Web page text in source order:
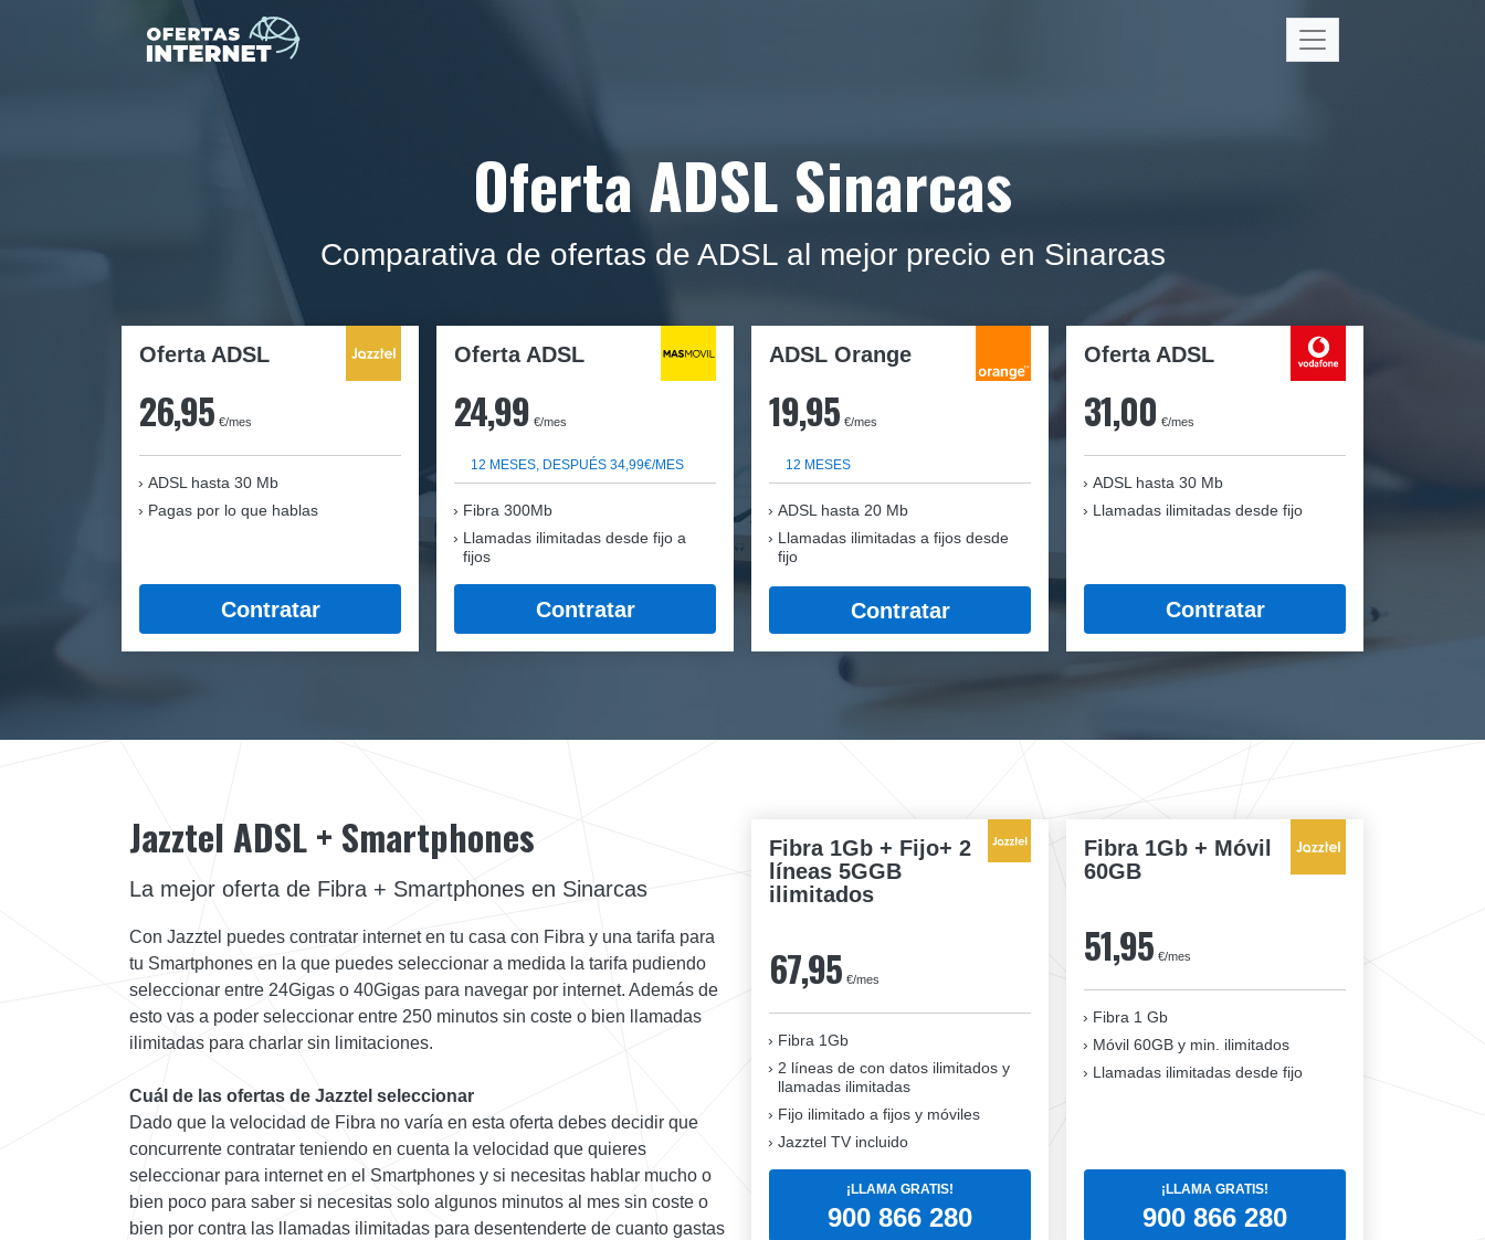
Oferta ADSL Sinarcas
Comparativa de ofertas de ADSL al mejor precio en Sinarcas
Oferta ADSL
26,95 €/mes
ADSL hasta 30 Mb
Pagas por lo que hablas
Contratar
Oferta ADSL
24,99 €/mes
12 MESES, DESPUÉS 34,99€/MES
Fibra 300Mb
Llamadas ilimitadas desde fijo a
fijos
Contratar
ADSL Orange
19,95 €/mes
12 MESES
ADSL hasta 20 Mb
Llamadas ilimitadas a fijos desde
fijo
Contratar
Oferta ADSL
31,00 €/mes
ADSL hasta 30 Mb
Llamadas ilimitadas desde fijo
Contratar
Fibra 1Gb + Fijo+ 2
líneas 5GGB
ilimitados
67,95 €/mes
Fibra 1Gb
2 líneas de con datos ilimitados y
llamadas ilimitadas
Fijo ilimitado a fijos y móviles
Jazztel TV incluido
¡LLAMA GRATIS!
900 866 280
Fibra 1Gb + Móvil
60GB
51,95 €/mes
Fibra 1 Gb
Móvil 60GB y min. ilimitados
Llamadas ilimitadas desde fijo
¡LLAMA GRATIS!
900 866 280
Jazztel ADSL + Smartphones
La mejor oferta de Fibra + Smartphones en Sinarcas
Con Jazztel puedes contratar internet en tu casa con Fibra y una tarifa para
tu Smartphones en la que puedes seleccionar a medida la tarifa pudiendo
seleccionar entre 24Gigas o 40Gigas para navegar por internet. Además de
esto vas a poder seleccionar entre 250 minutos sin coste o bien llamadas
ilimitadas para charlar sin limitaciones.
Cuál de las ofertas de Jazztel seleccionar
Dado que la velocidad de Fibra no varía en esta oferta debes decidir que
concurrente contratar teniendo en cuenta la velocidad que quieres
seleccionar para internet en el Smartphones y si necesitas hablar mucho o
bien poco para saber si necesitas solo algunos minutos al mes sin coste o
bien por contra las llamadas ilimitadas para desentenderte de cuanto gastas